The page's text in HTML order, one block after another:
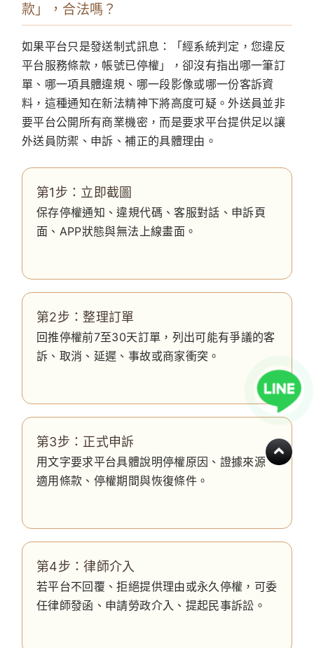
款」，合法嗎？
如果平台只是發送制式訊息：「經系統判定，您違反
平台服務條款，帳號已停權」，卻沒有指出哪一筆訂
單、哪一項具體違規、哪一段影像或哪一份客訴資
料，這種通知在新法精神下將高度可疑。外送員並非
要平台公開所有商業機密，而是要求平台提供足以讓
外送員防禦、申訴、補正的具體理由。
第1步：立即截圖
保存停權通知、違規代碼、客服對話、申訴頁
面、APP狀態與無法上線畫面。
第2步：整理訂單
回推停權前7至30天訂單，列出可能有爭議的客
訴、取消、延遲、事故或商家衝突。
第3步：正式申訴
用文字要求平台具體說明停權原因、證據來源、
適用條款、停權期間與恢復條件。
第4步：律師介入
若平台不回覆、拒絕提供理由或永久停權，可委
任律師發函、申請勞政介入、提起民事訴訟。